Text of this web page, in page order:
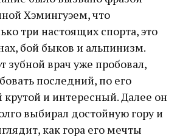
Хэмингуэем, что
три настоящих спорта, это
бой быков и альпинизм.
зубной врач уже пробовал,
последний, по его
и интересный. Далее он
выбирал достойную гору и
как гора его мечты